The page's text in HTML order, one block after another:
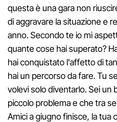
questa è una gara non
di aggravare la situazione e
anno. Secondo te io mi
quante cose hai superato?
hai conquistato l'affetto di
hai un percorso da fare. Tu
volevi solo diventarlo. Sei un
piccolo problema e che tra
Amici a giugno finisce, la tua